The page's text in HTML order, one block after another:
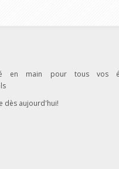
en main pour tous vos
dès aujourd'hui!